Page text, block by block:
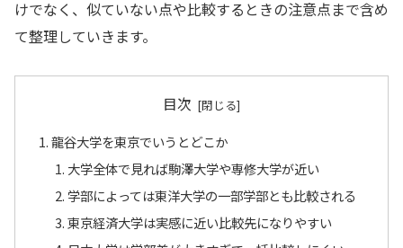
けでなく、似ていない点や比較するときの注意点まで含め
て整理していきます。
目次
龍谷大学を東京でいうとどこか
大学全体で見れば駒澤大学や専修大学が近い
学部によっては東洋大学の一部学部とも比較される
東京経済大学は実感に近い比較先になりやすい